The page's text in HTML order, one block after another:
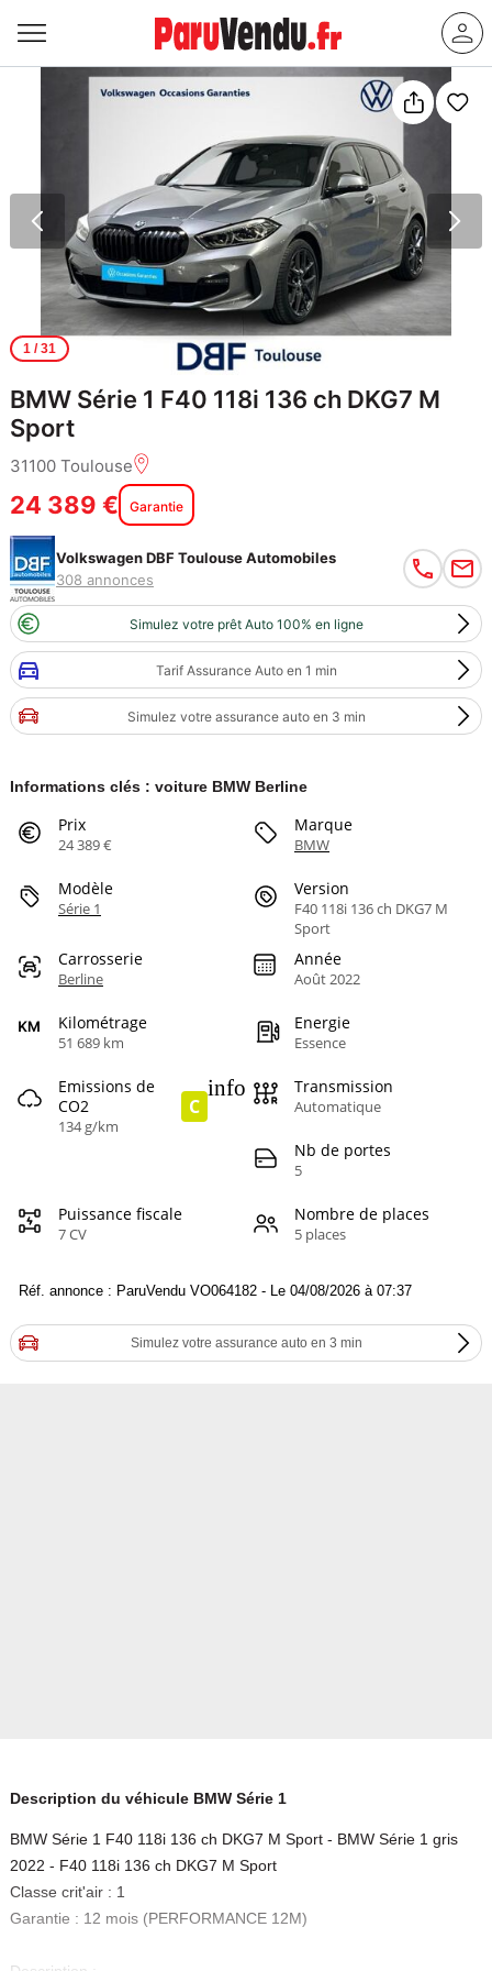
1/ 31
BMW Série 1 F40 118i 136 ch DKG7 M
Sport
31100 Toulouse
24 389 € Garantie
Volkswagen DBF Toulouse Automobiles
308 annonces
Simulez votre prêt Auto 100% en ligne
Tarif Assurance Auto en 1 min
Simulez votre assurance auto en 3 min
Informations clés : voiture BMW Berline
Prix
24 389 €
Marque
BMW
Modèle
Série 1
Version
F40 118i 136 ch DKG7 M
Sport
Carrosserie
Berline
Année
Août 2022
Kilométrage
51 689 km
Energie
Essence
Emissions de
CO2
134 g/km
C
info Transmission
Automatique
Nb de portes
5
Puissance fiscale
7 CV
Nombre de places
5 places
Réf. annonce : ParuVendu VO064182 - Le 04/08/2026 à 07:37
Simulez votre assurance auto en 3 min
Description du véhicule BMW Série 1
BMW Série 1 F40 118i 136 ch DKG7 M Sport - BMW Série 1 gris
2022 - F40 118i 136 ch DKG7 M Sport
Classe crit'air : 1
Garantie : 12 mois (PERFORMANCE 12M)